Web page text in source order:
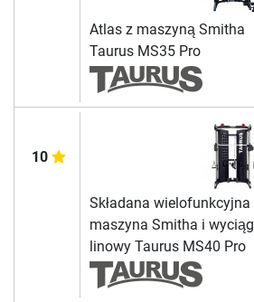
Atlas z maszyną Smitha
Taurus MS35 Pro
10
Składana wielofunkcyjna
maszyna Smitha i wyciąg
linowy Taurus MS40 Pro